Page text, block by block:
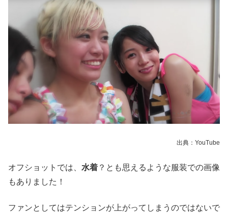
出典：YouTube
オフショットでは、 水着 ？とも思えるような服装での画像
もありました！
ファンとしてはテンションが上がってしまうのではないで